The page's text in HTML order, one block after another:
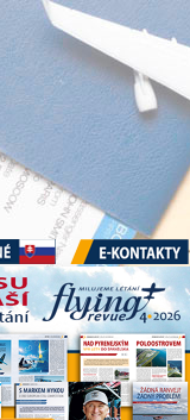
E-kontakty